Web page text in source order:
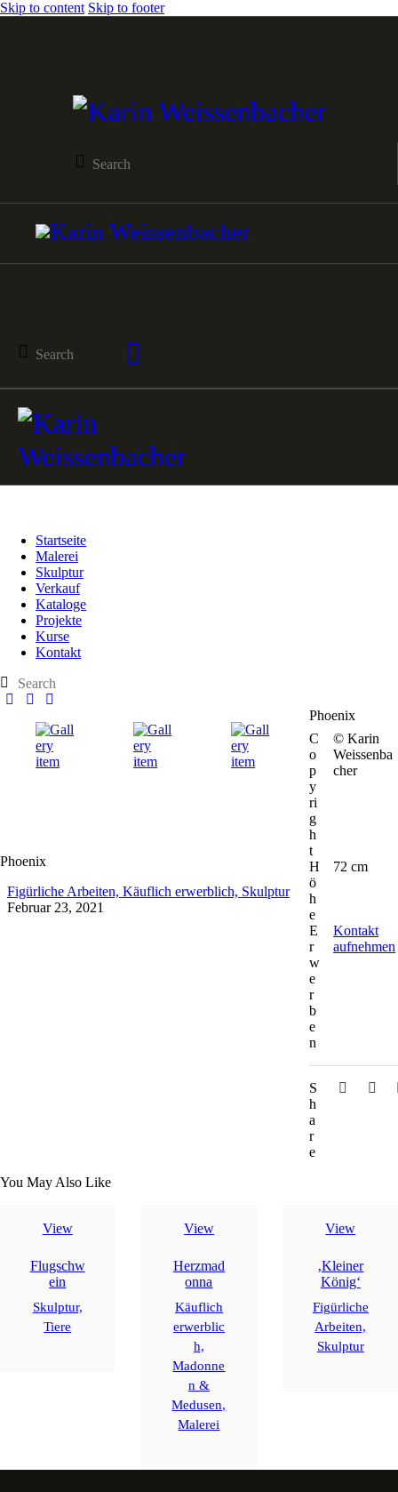
Skip to content Skip to footer
Startseite
Malerei
Skulptur
Verkauf
Kataloge
Projekte
Kurse
Kontakt
Phoenix
Figürliche Arbeiten, Käuflich erwerblich, Skulptur
Februar 23, 2021
Phoenix
C
o
p
y
ri
g
h
t
© Karin
Weissenba
cher
H
ö
h
e
72 cm
E
r
w
e
r
b
e
n
Kontakt
aufnehmen
S
h
a
r
e
You May Also Like
View
Flugschw
ein
Skulptur,
Tiere
View
Herzmad
onna
Käuflich
erwerblic
h,
Madonne
n &
Medusen,
Malerei
View
‚Kleiner
König‘
Figürliche
Arbeiten,
Skulptur